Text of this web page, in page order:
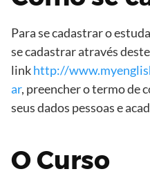
Para se cadastrar o
se cadastrar através deste
linkhttp://
ar, preencher o termo de
seus dados pessoas e
O Curso